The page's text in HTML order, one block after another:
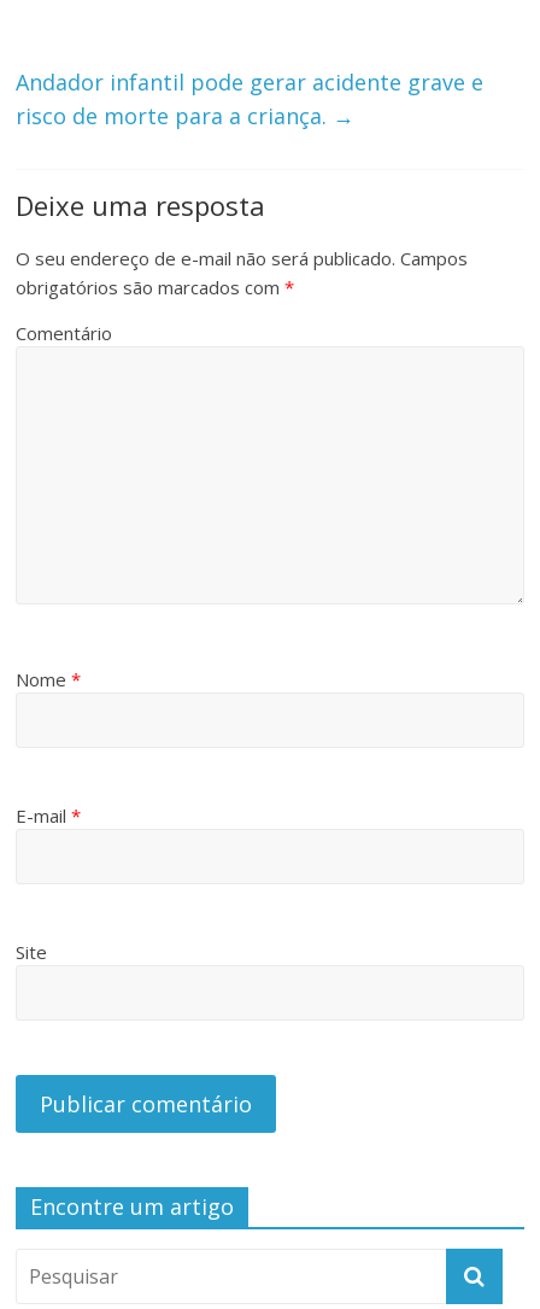
Andador infantil pode gerar acidente grave e
risco de morte para a criança. →
Deixe uma resposta
O seu endereço de e-mail não será publicado. Campos
obrigatórios são marcados com*
Comentário
Nome*
E-mail*
Site
Encontre um artigo